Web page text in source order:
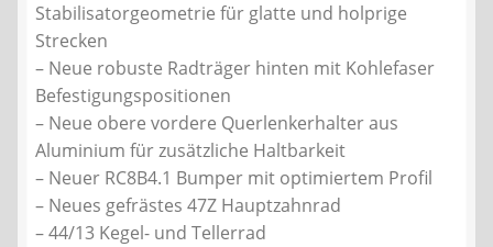
Stabilisatorgeometrie für glatte und holprige
Strecken
– Neue robuste Radträger hinten mit Kohlefaser
Befestigungspositionen
– Neue obere vordere Querlenkerhalter aus
Aluminium für zusätzliche Haltbarkeit
– Neuer RC8B4.1 Bumper mit optimiertem Profil
– Neues gefrästes 47Z Hauptzahnrad
– 44/13 Kegel- und Tellerrad